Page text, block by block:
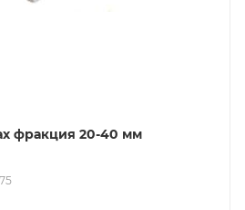
фракция 20-40 мм